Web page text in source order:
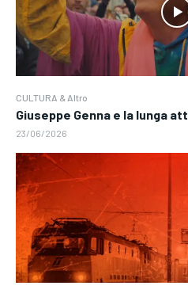
CULTURA & Altro
Giuseppe Genna e la lunga
23/06/2026